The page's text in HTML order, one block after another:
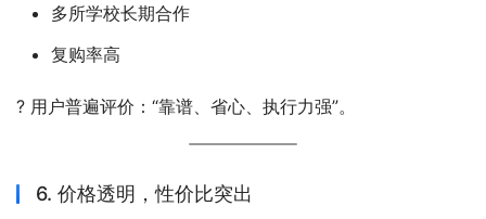
多所学校长期合作
复购率高
? 用户普遍评价：“靠谱、省心、执行力强”。
6. 价格透明，性价比突出